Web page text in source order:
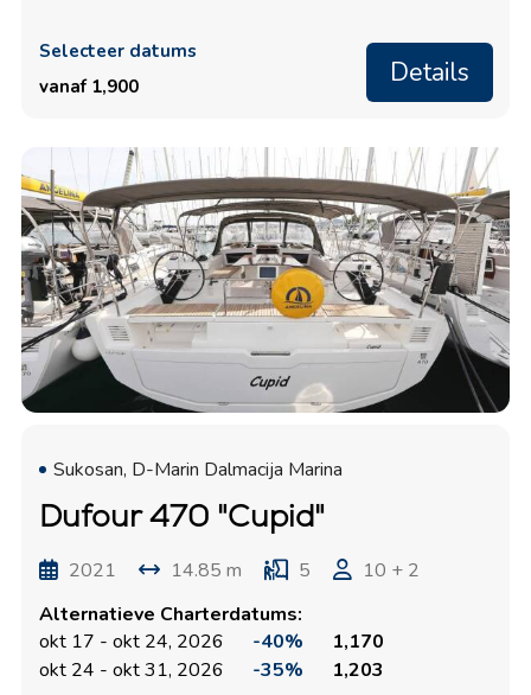
Selecteer datums
vanaf 1,900
Details
Sukosan, D-Marin Dalmacija Marina
Dufour 470 "Cupid"
2021 14.85 m 5
10 + 2
Alternatieve Charterdatums:
okt 17 - okt 24, 2026
-40%
1,170
okt 24 - okt 31, 2026
-35% 1,203